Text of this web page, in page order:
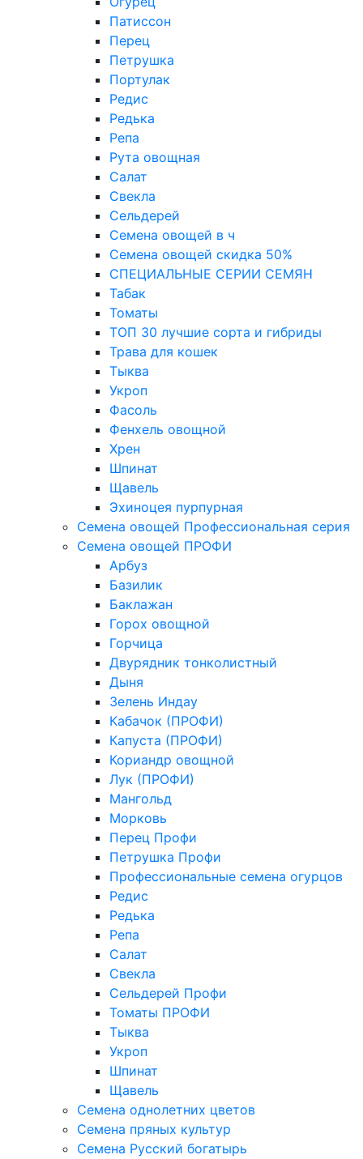
Патиссон
Перец
Петрушка
Портулак
Редис
Редька
Репа
Рута овощная
Салат
Свекла
Сельдерей
Семена овощей в ч
Семена овощей скидка 50%
СПЕЦИАЛЬНЫЕ СЕРИИ СЕМЯН
Табак
Томаты
ТОП 30 лучшие сорта и гибриды
Трава для кошек
Тыква
Укроп
Фасоль
Фенхель овощной
Хрен
Шпинат
Щавель
Эхиноцея пурпурная
Семена овощей Профессиональная серия
Семена овощей ПРОФИ
Арбуз
Базилик
Баклажан
Горох овощной
Горчица
Двурядник тонколистный
Дыня
Зелень Индау
Кабачок (ПРОФИ)
Капуста (ПРОФИ)
Кориандр овощной
Лук (ПРОФИ)
Мангольд
Морковь
Перец Профи
Петрушка Профи
Профессиональные семена огурцов
Редис
Редька
Репа
Салат
Свекла
Сельдерей Профи
Томаты ПРОФИ
Тыква
Укроп
Шпинат
Щавель
Семена однолетних цветов
Семена пряных культур
Семена Русский богатырь